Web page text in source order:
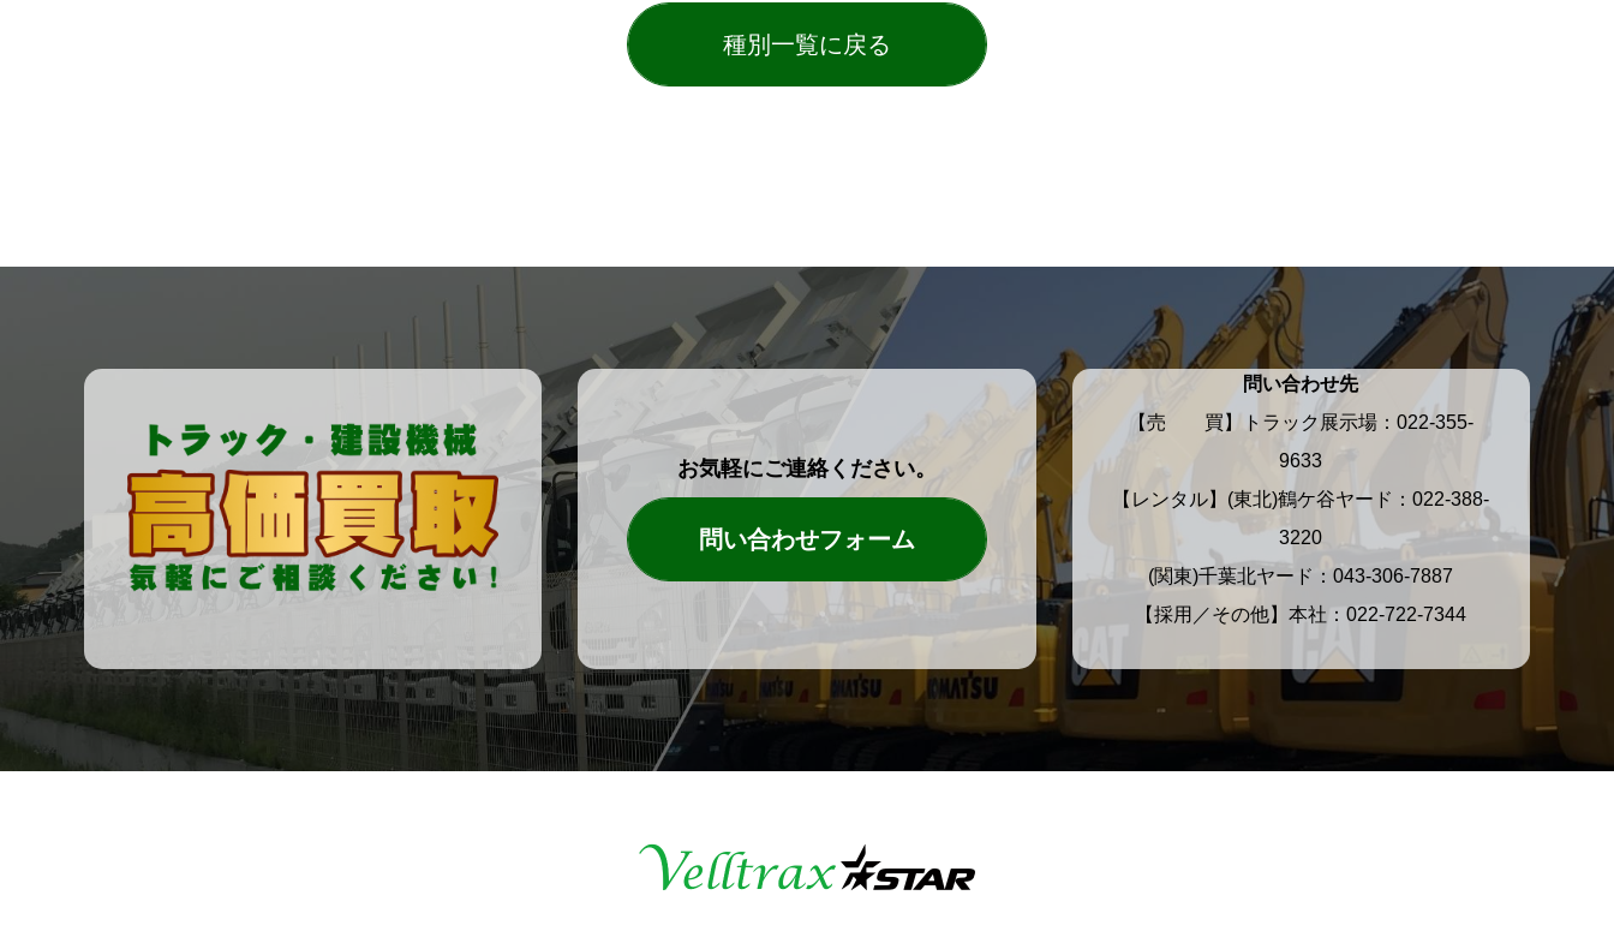
種別一覧に戻る
お気軽にご連絡ください。
問い合わせフォーム
問い合わせ先
【売 買】トラック展示場：022-355-
9633
【レンタル】(東北)鶴ケ谷ヤード：022-388-
3220
(関東)千葉北ヤード：043-306-7887
【採用／その他】本社：022-722-7344